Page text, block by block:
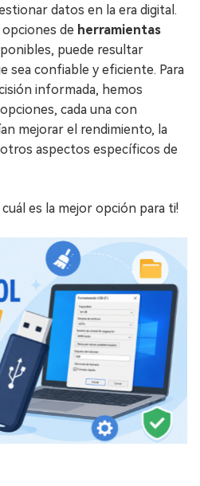
datos en la era digital.
de herramientas
puede resultar
sea confiable y eficiente. Para
informada, hemos
cada una con
mejorar el rendimiento, la
aspectos específicos de
es la mejor opción para ti!